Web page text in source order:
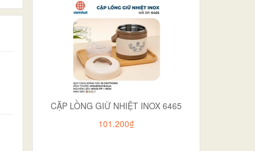
CẶP LỒNG GIỮ NHIỆT INOX 6465
101.200₫